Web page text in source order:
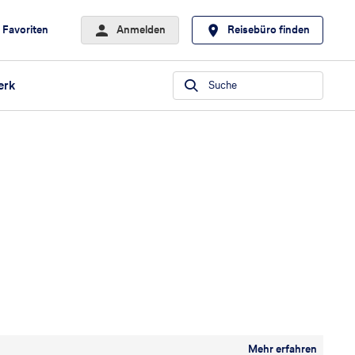
Favoriten Anmelden Reisebüro finden
Suche
Mehr erfahren